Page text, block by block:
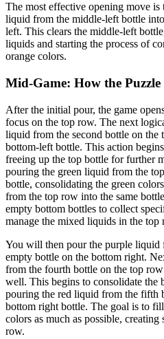
The most effective opening move is
liquid from the middle-left bottle
left. This clears the middle-left
liquids and starting the process of
orange colors.
Mid-Game: How the Puzzle
After the initial pour, the game
focus on the top row. The next
liquid from the second bottle on
bottom-left bottle. This action
freeing up the top bottle for further
pouring the green liquid from the
bottle, consolidating the green
from the top row into the same
empty bottom bottles to collect
manage the mixed liquids in the top
You will then pour the purple liquid
empty bottle on the bottom right.
from the fourth bottle on the top
well. This begins to consolidate
pouring the red liquid from the fifth
bottom right bottle. The goal is to
colors as much as possible,
row.